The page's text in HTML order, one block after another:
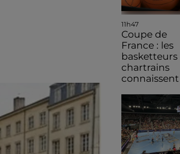
11h47
Coupe de
France : les
basketteurs
chartrains
connaissent